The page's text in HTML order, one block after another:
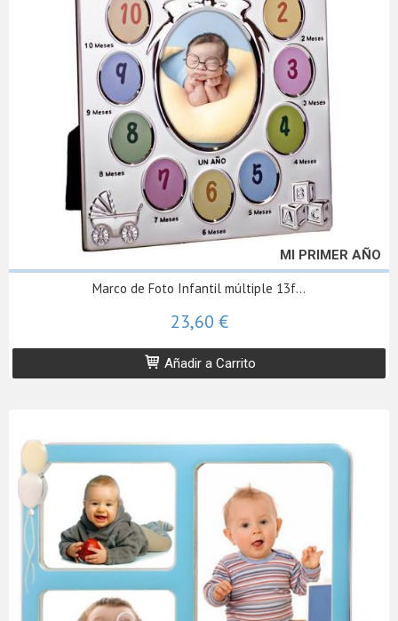
MI PRIMER AÑO
Marco de Foto Infantil múltiple 13f...
23,60 €
Añadir a Carrito